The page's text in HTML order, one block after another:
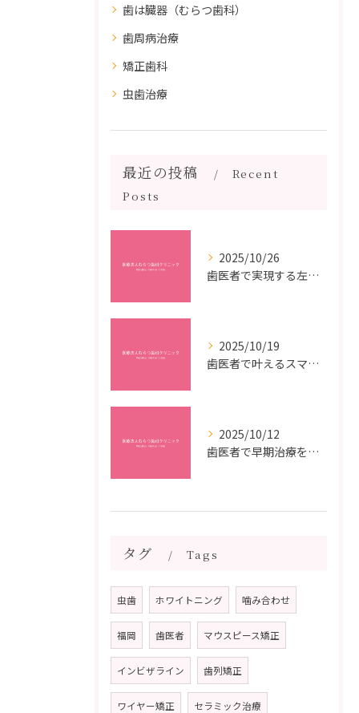
歯は臓器（むらつ歯科）
歯周病治療
矯正歯科
虫歯治療
最近の投稿
Recent
Posts
2025/10/26
歯医者で実現する左右対称治療のポイントと矯正治療選びの疑問解決ガイド
2025/10/19
歯医者で叶えるスマイルメイクオーバーなら福岡県福岡市博多区博多駅前の最新矯正治療解説
2025/10/12
歯医者で早期治療を受けるメリットと虫歯悪化を防ぐ最短ステップ
タグ Tags
虫歯 ホワイトニング 噛み合わせ
福岡 歯医者 マウスピース矯正
インビザライン 歯列矯正
ワイヤー矯正 セラミック治療